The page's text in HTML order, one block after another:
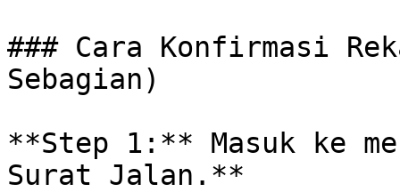
### Cara Konfirmasi
Sebagian)
**Step 1:** Masuk ke
Surat Jalan.**